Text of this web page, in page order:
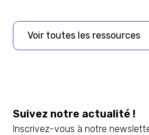
Voir toutes les ressources
Suivez notre actualité !
Inscrivez-vous à notre